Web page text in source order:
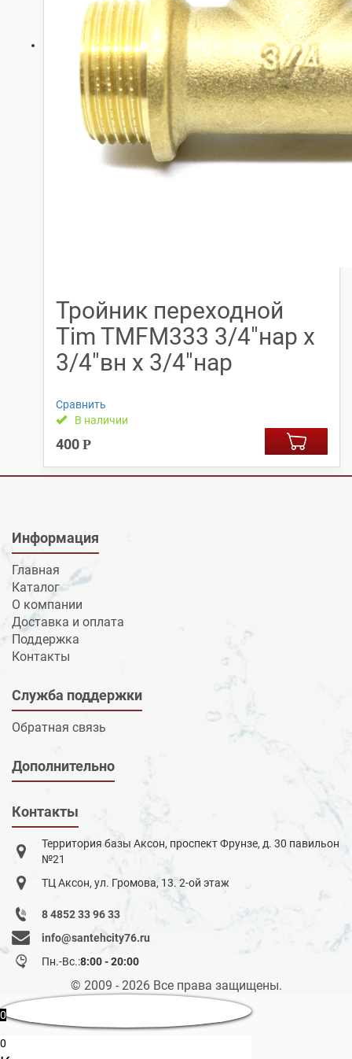
Тройник переходной
Tim TMFM333 3/4″нар х
3/4″вн х 3/4″нар
Сравнить
В наличии
400 Р
Информация
Главная
Каталог
О компании
Доставка и оплата
Поддержка
Контакты
Служба поддержки
Обратная связь
Дополнительно
Контакты
Территория базы Аксон, проспект Фрунзе, д. 30 павильон
№21
ТЦ Аксон, ул. Громова, 13. 2-ой этаж
8 4852 33 96 33
info@santehcity76.ru
Пн.-Вс.:8:00 - 20:00
© 2009 - 2026 Все права защищены.
0
0